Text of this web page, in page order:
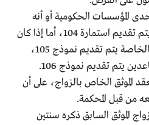
المؤسسات الحكومية أو أنه
يعمل كموظف حكومي يتم تقديم استمارة 104، أما إذا كان
عاملًا في أحد القطاعات الخاصة يتم تقديم نموذج 105،
يتم تقديم نموذج 106.
الموثق الخاص بالزواج، على أن
من قبل المحكمة.
الموثق السابق ذكره سنتين